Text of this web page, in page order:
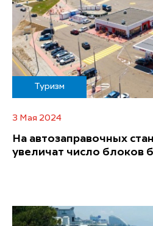
Туризм
3 Мая 2024
На автозаправочных
увеличат число блоков